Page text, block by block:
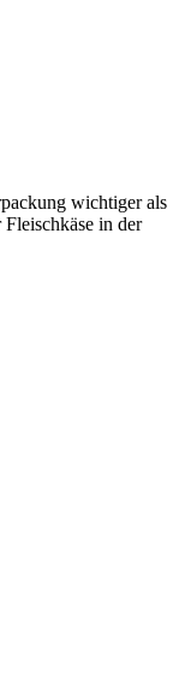
wichtiger als
in der